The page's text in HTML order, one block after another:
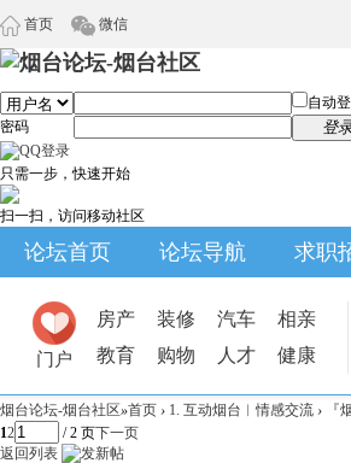
首页 微信
自动
密码
登
只需一步，快速开始
扫一扫，访问移动社区
论坛首页 论坛导航 求职
门户
房产 装修 汽车
相亲
教育
购物 人才 健康
烟台论坛-烟台社区»首页 › 1. 互动烟台︱情感交流 › 『
12 / 2 页下一页
返回列表